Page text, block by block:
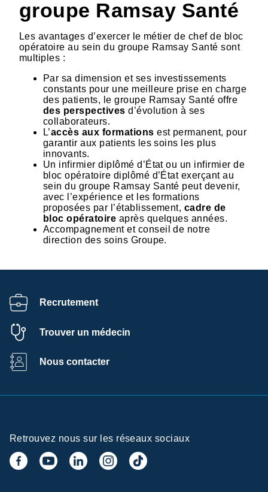
groupe Ramsay Santé
Les avantages d’exercer le métier de chef de bloc
opératoire au sein du groupe Ramsay Santé sont
multiples :
Par sa dimension et ses investissements
constants pour une meilleure prise en charge
des patients, le groupe Ramsay Santé offre
des perspectivesd’évolution à ses
collaborateurs.
L’accès aux formationsest permanent, pour
garantir aux patients les soins les plus
innovants.
Un infirmier diplômé d’État ou un infirmier de
bloc opératoire diplômé d’État exerçant au
sein du groupe Ramsay Santé peut devenir,
avec l’expérience et les formations
proposées par l’établissement, cadre de
bloc opératoire après quelques années.
Accompagnement et conseil de notre
direction des soins Groupe.
Recrutement
Trouver un médecin
Nous contacter
Retrouvez nous sur les réseaux sociaux